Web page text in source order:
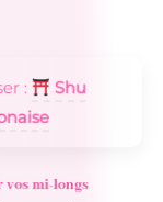
:
Shu
mi-longs